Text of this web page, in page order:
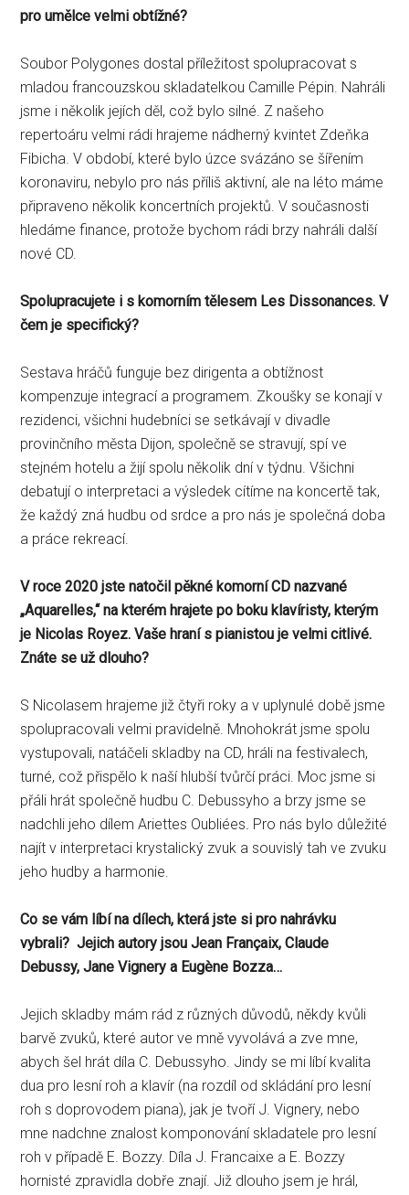
pro umělce velmi obtížné?
Soubor Polygones dostal příležitost spolupracovat s
mladou francouzskou skladatelkou Camille Pépin. Nahráli
jsme i několik jejích děl, což bylo silné. Z našeho
repertoáru velmi rádi hrajeme nádherný kvintet Zdeňka
Fibicha. V období, které bylo úzce svázáno se šířením
koronaviru, nebylo pro nás příliš aktivní, ale na léto máme
připraveno několik koncertních projektů. V současnosti
hledáme finance, protože bychom rádi brzy nahráli další
nové CD.
Spolupracujete i s komorním tělesem Les Dissonances. V
čem je specifický?
Sestava hráčů funguje bez dirigenta a obtížnost
kompenzuje integrací a programem. Zkoušky se konají v
rezidenci, všichni hudebníci se setkávají v divadle
provinčního města Dijon, společně se stravují, spí ve
stejném hotelu a žijí spolu několik dní v týdnu. Všichni
debatují o interpretaci a výsledek cítíme na koncertě tak,
že každý zná hudbu od srdce a pro nás je společná doba
a práce rekreací.
V roce 2020 jste natočil pěkné komorní CD nazvané
„Aquarelles,“ na kterém hrajete po boku klavíristy, kterým
je Nicolas Royez. Vaše hraní s pianistou je velmi citlivé.
Znáte se už dlouho?
S Nicolasem hrajeme již čtyři roky a v uplynulé době jsme
spolupracovali velmi pravidelně. Mnohokrát jsme spolu
vystupovali, natáčeli skladby na CD, hráli na festivalech,
turné, což přispělo k naší hlubší tvůrčí práci. Moc jsme si
přáli hrát společně hudbu C. Debussyho a brzy jsme se
nadchli jeho dílem Ariettes Oubliées. Pro nás bylo důležité
najít v interpretaci krystalický zvuk a souvislý tah ve zvuku
jeho hudby a harmonie.
Co se vám líbí na dílech, která jste si pro nahrávku
vybrali? Jejich autory jsou Jean Françaix, Claude
Debussy, Jane Vignery a Eugène Bozza…
Jejich skladby mám rád z různých důvodů, někdy kvůli
barvě zvuků, které autor ve mně vyvolává a zve mne,
abych šel hrát díla C. Debussyho. Jindy se mi líbí kvalita
dua pro lesní roh a klavír (na rozdíl od skládání pro lesní
roh s doprovodem piana), jak je tvoří J. Vignery, nebo
mne nadchne znalost komponování skladatele pro lesní
roh v případě E. Bozzy. Díla J. Francaixe a E. Bozzy
hornisté zpravidla dobře znají. Již dlouho jsem je hrál,